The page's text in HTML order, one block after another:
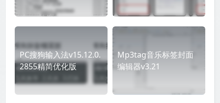
PC搜狗输入法v15.12.0.
2855精简优化版
Mp3tag音乐标签封面
编辑器v3.21